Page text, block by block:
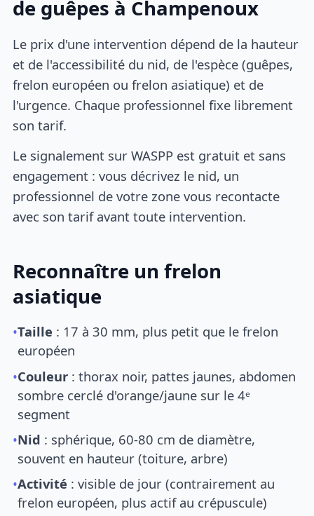
de guêpes à Champenoux
Le prix d'une intervention dépend de la hauteur
et de l'accessibilité du nid, de l'espèce (guêpes,
frelon européen ou frelon asiatique) et de
l'urgence. Chaque professionnel fixe librement
son tarif.
Le signalement sur WASPP est gratuit et sans
engagement : vous décrivez le nid, un
professionnel de votre zone vous recontacte
avec son tarif avant toute intervention.
Reconnaître un frelon
asiatique
•Taille : 17 à 30 mm, plus petit que le frelon
européen
•Couleur : thorax noir, pattes jaunes, abdomen
sombre cerclé d'orange/jaune sur le 4ᵉ
segment
•Nid : sphérique, 60-80 cm de diamètre,
souvent en hauteur (toiture, arbre)
•Activité : visible de jour (contrairement au
frelon européen, plus actif au crépuscule)